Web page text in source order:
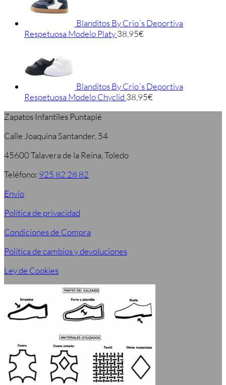
Blanditos By Crio´s Deportiva
Respetuosa Modelo Platy38,95€
Blanditos By Crio´s Deportiva
Respetuosa Modelo Chyclid 38,95€
Zapatos Infantiles Puntapié
Calle Joaquina Santander, 54
45600 Talavera de la Reina, Toledo
Teléfono: 925 82 28 82
Envío
Política de privacidad
Condiciones de Compra
Política de cambios y devoluciones
Ley de Cookies